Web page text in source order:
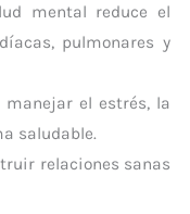
mental reduce el
pulmonares y
el estrés, la
saludable.
relaciones sanas